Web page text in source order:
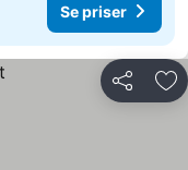
Se priser
Del